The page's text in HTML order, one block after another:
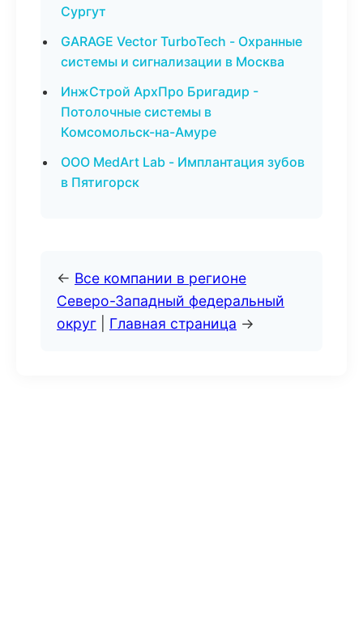
Сургут
GARAGE Vector TurboTech - Охранные
системы и сигнализации в Москва
ИнжСтрой АрхПро Бригадир -
Потолочные системы в
Комсомольск-на-Амуре
ООО MedArt Lab - Имплантация зубов
в Пятигорск
← Все компании в регионе
Северо-Западный федеральный
округ
Главная страница →